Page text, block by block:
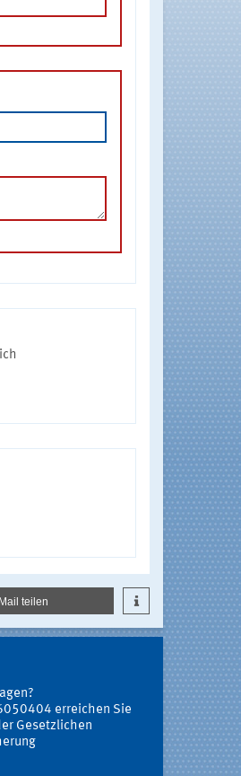
teilen
erreichen Sie
Gesetzlichen